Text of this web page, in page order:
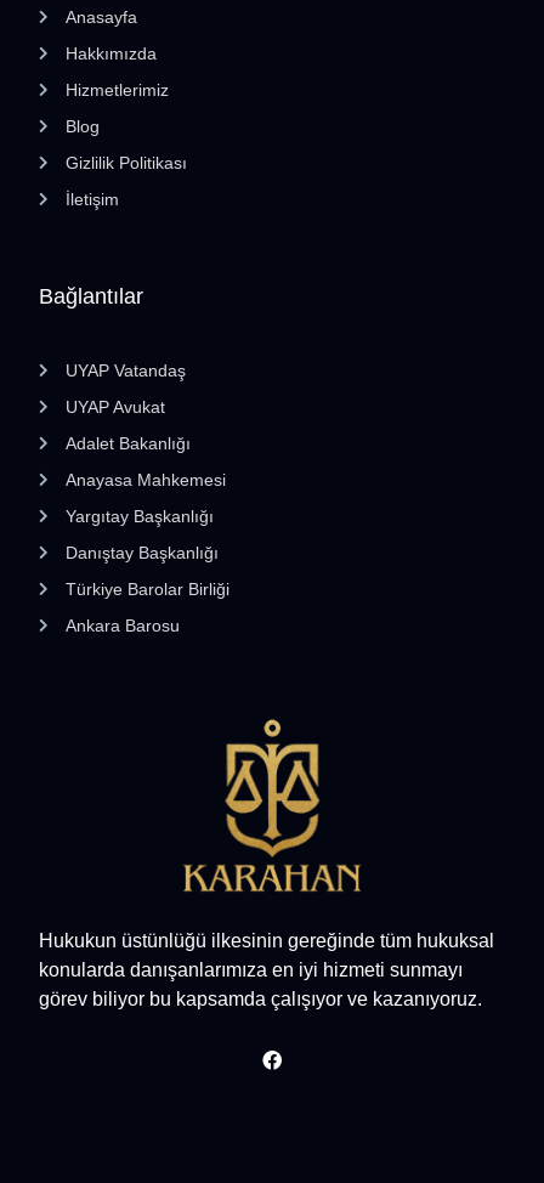
Hukukun üstünlüğü ilkesinin gereğinde tüm hukuksal
konularda danışanlarımıza en iyi hizmeti sunmayı
görev biliyor bu kapsamda çalışıyor ve kazanıyoruz.
Bağlantılar
UYAP Vatandaş
UYAP Avukat
Adalet Bakanlığı
Anayasa Mahkemesi
Yargıtay Başkanlığı
Danıştay Başkanlığı
Türkiye Barolar Birliği
Ankara Barosu
Anasayfa
Hakkımızda
Hizmetlerimiz
Blog
Gizlilik Politikası
İletişim